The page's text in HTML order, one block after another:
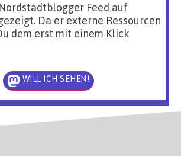
Feed auf
Da er externe Ressourcen
dem erst mit einem Klick
WILL ICH SEHEN!